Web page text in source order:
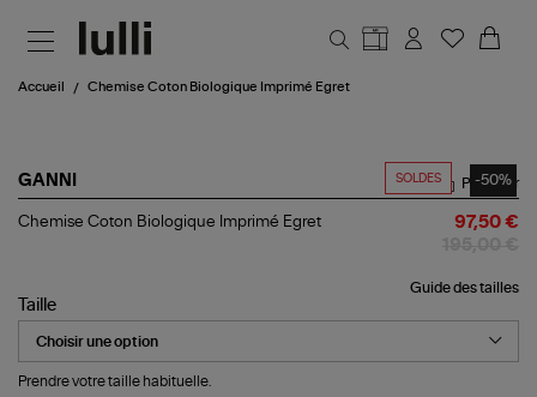
Accueil Chemise Coton Biologique Imprimé Egret
SOLDES -50%
GANNI
Chemise
Egret
Partager
Chemise Coton Biologique Imprimé Egret 97,50 €
Guide des tailles
Taille
Prendre votre taille habituelle.